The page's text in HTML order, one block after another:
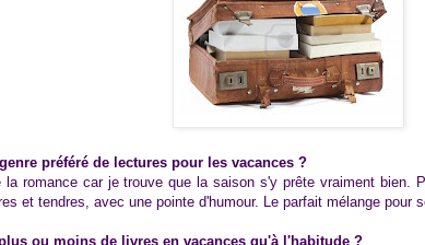
préféré de lectures pour les vacances ?
la romance car je trouve que la saison s'y prête vraiment bien.
et tendres, avec une pointe d'humour. Le parfait mélange pour
ou moins de livres en vacances qu'à l'habitude ?